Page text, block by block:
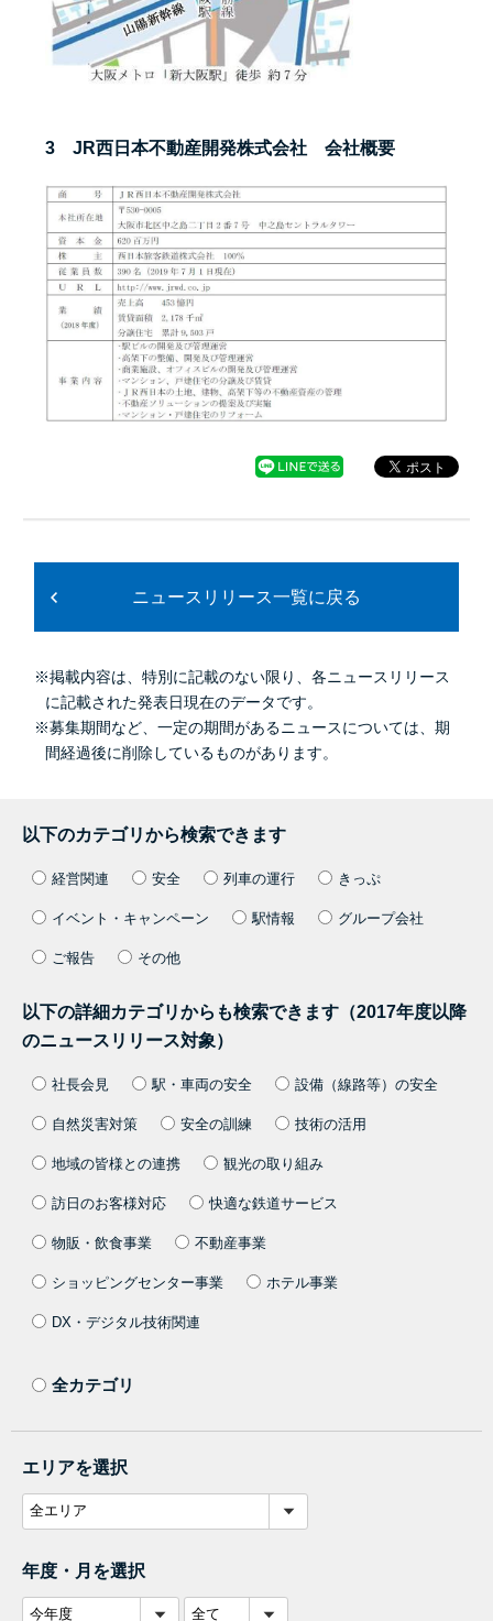
3 JR西日本不動産開発株式会社 会社概要
ニュースリリース一覧に戻る
※掲載内容は、特別に記載のない限り、各ニュースリリース
に記載された発表日現在のデータです。
※募集期間など、一定の期間があるニュースについては、期
間経過後に削除しているものがあります。
以下のカテゴリから検索できます
経営関連 安全 列車の運行 きっぷ
イベント・キャンペーン 駅情報 グループ会社
ご報告 その他
以下の詳細カテゴリからも検索できます（2017年度以降
のニュースリリース対象）
社長会見 駅・車両の安全 設備（線路等）の安全
自然災害対策 安全の訓練 技術の活用
地域の皆様との連携 観光の取り組み
訪日のお客様対応 快適な鉄道サービス
物販・飲食事業 不動産事業
ショッピングセンター事業 ホテル事業
DX・デジタル技術関連
全カテゴリ
エリアを選択
年度・月を選択